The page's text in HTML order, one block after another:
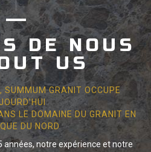
DE NOUS
US
SUMMUM GRANIT OCCUPE
LE DOMAINE DU GRANIT EN
DU NORD
années, notre expérience et notre